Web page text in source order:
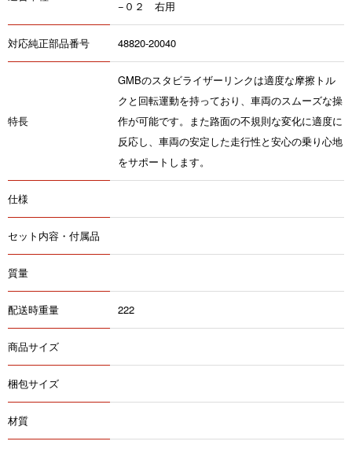
−０２ 右用
対応純正部品番号 48820-20040
特長
GMBのスタビライザーリンクは適度な摩擦トル
クと回転運動を持っており、車両のスムーズな操
作が可能です。また路面の不規則な変化に適度に
反応し、車両の安定した走行性と安心の乗り心地
をサポートします。
仕様
セット内容・付属品
質量
配送時重量 222
商品サイズ
梱包サイズ
材質